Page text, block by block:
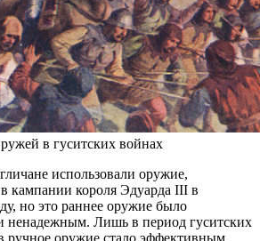
в гуситских войнах
использовали оружие,
кампании короля Эдуарда III в
но это раннее оружие было
ненадежным. Лишь в период гуситских
ручное оружие стало эффективным